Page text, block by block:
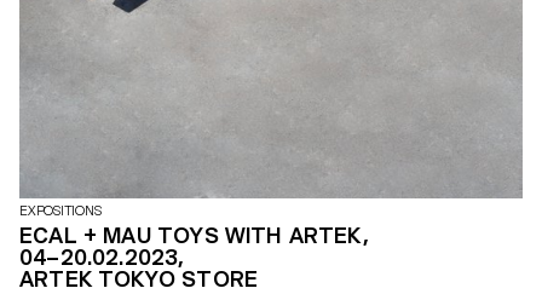
EXPOSITIONS
ECAL + MAU TOYS WITH ARTEK,
04–20.02.2023,
ARTEK TOKYO STORE